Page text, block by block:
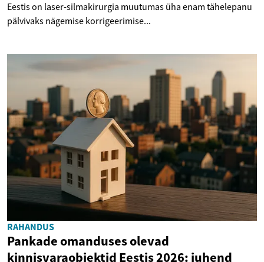
Eestis on laser-silmakirurgia muutumas üha enam tähelepanu
pälvivaks nägemise korrigeerimise...
RAHANDUS
Pankade omanduses olevad
kinnisvaraobjektid Eestis 2026: juhend